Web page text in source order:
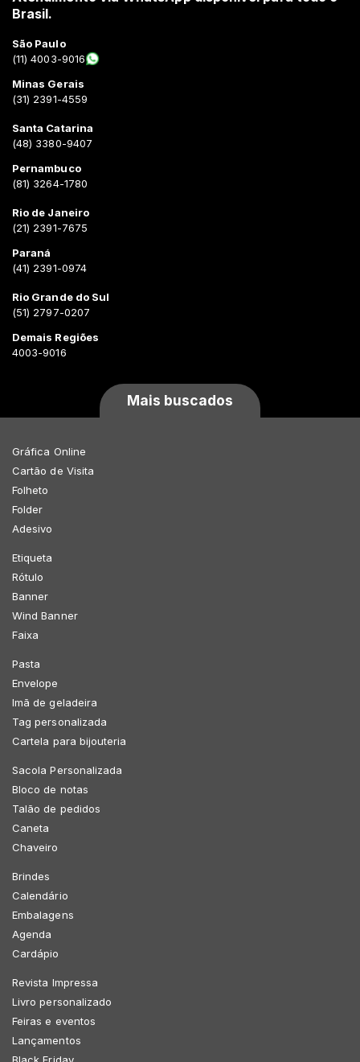
Brasil.
São Paulo
(11) 4003-9016
Minas Gerais
(31) 2391-4559
Santa Catarina
(48) 3380-9407
Pernambuco
(81) 3264-1780
Rio de Janeiro
(21) 2391-7675
Paraná
(41) 2391-0974
Rio Grande do Sul
(51) 2797-0207
Demais Regiões
4003-9016
Mais buscados
Gráfica Online
Cartão de Visita
Folheto
Folder
Adesivo
Etiqueta
Rótulo
Banner
Wind Banner
Faixa
Pasta
Envelope
Imã de geladeira
Tag personalizada
Cartela para bijouteria
Sacola Personalizada
Bloco de notas
Talão de pedidos
Caneta
Chaveiro
Brindes
Calendário
Embalagens
Agenda
Cardápio
Revista Impressa
Livro personalizado
Feiras e eventos
Lançamentos
Black Friday